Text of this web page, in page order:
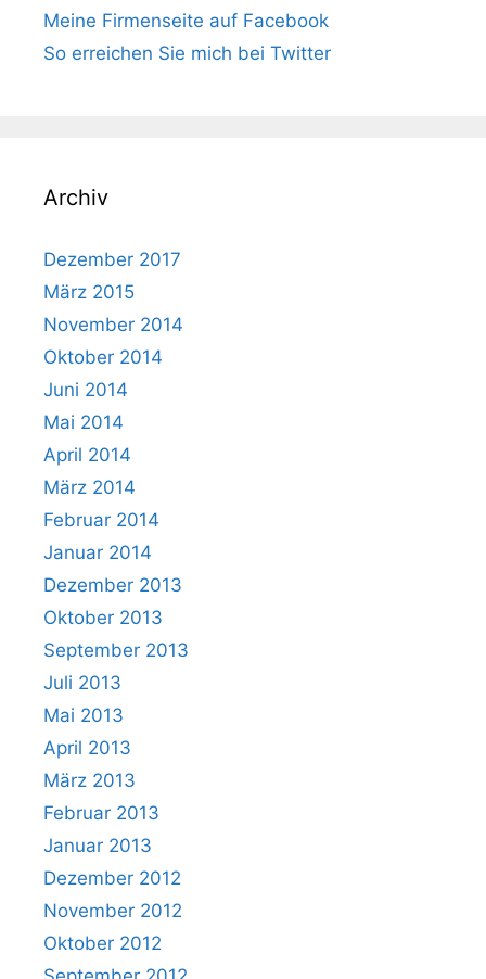
Meine Firmenseite auf Facebook
So erreichen Sie mich bei Twitter
Archiv
Dezember 2017
März 2015
November 2014
Oktober 2014
Juni 2014
Mai 2014
April 2014
März 2014
Februar 2014
Januar 2014
Dezember 2013
Oktober 2013
September 2013
Juli 2013
Mai 2013
April 2013
März 2013
Februar 2013
Januar 2013
Dezember 2012
November 2012
Oktober 2012